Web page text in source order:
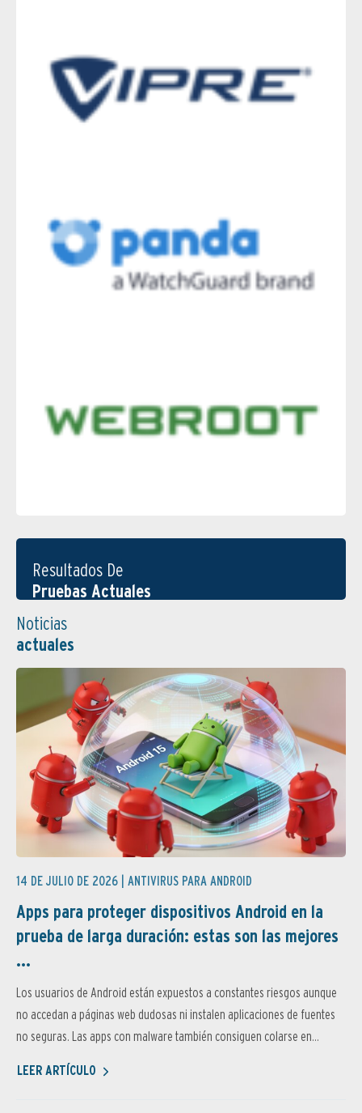
Resultados De
Pruebas Actuales
Noticias
actuales
14 DE JULIO DE 2026 | ANTIVIRUS PARA ANDROID
Apps para proteger dispositivos Android en la
prueba de larga duración: estas son las mejores
...
Los usuarios de Android están expuestos a constantes riesgos aunque
no accedan a páginas web dudosas ni instalen aplicaciones de fuentes
no seguras. Las apps con malware también consiguen colarse en...
LEER ARTÍCULO